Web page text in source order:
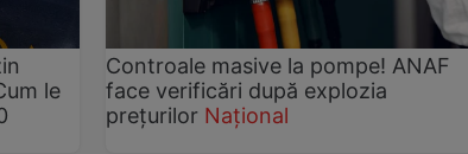
le
Controale masive la pompe! ANAF
face verificări după explozia
prețurilor Național